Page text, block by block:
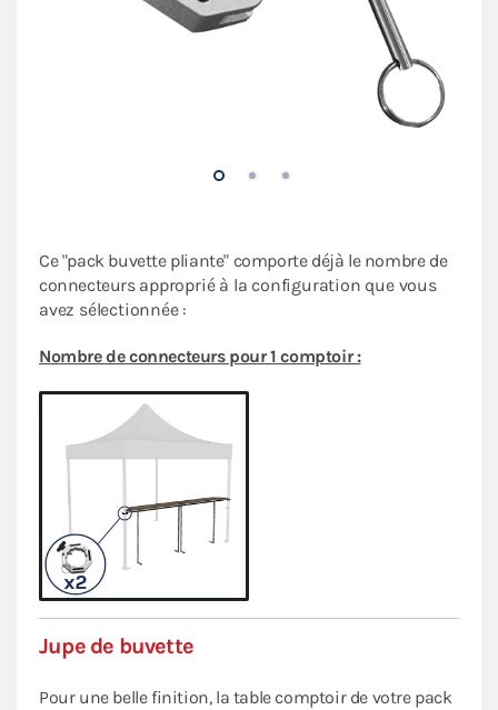
Ce "pack buvette pliante" comporte déjà le nombre de
connecteurs approprié à la configuration que vous
avez sélectionnée :
Nombre de connecteurs pour 1 comptoir :
Jupe de buvette
Pour une belle finition, la table comptoir de votre pack